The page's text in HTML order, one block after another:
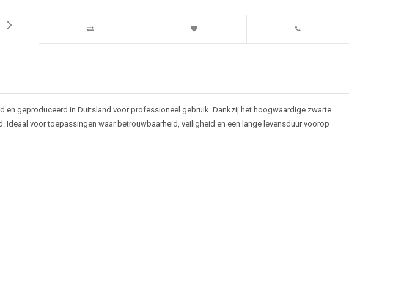
en geproduceerd in Duitsland voor professioneel gebruik. Dankzij het hoogwaardige zwarte
voor toepassingen waar betrouwbaarheid, veiligheid en een lange levensduur voorop